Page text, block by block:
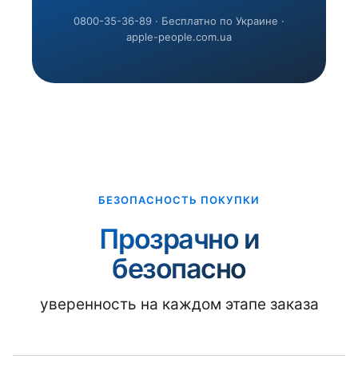
0800-35-36-89 · Бесплатно по Украине ·
apple-people.com.ua
БЕЗОПАСНОСТЬ ПОКУПКИ
Прозрачно и
безопасно
уверенность на каждом этапе заказа